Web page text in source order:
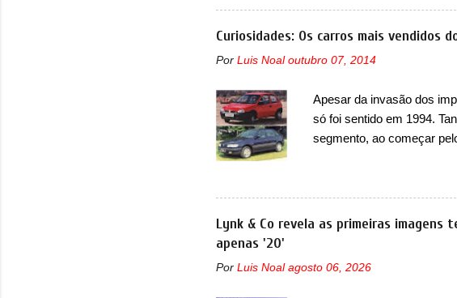
do motor 1.0 12v Turbo
concorrentes, a Fiat
maior com a chegada do
automotivo. Há alguns
topo do mercado
prova viva que time que
Curiosidades: Os carros mais vendidos
Por Luis Noal outubro 07, 2014
Apesar da invasão dos
só foi sentido em 1994.
segmento, ao começar
lançamento da Chevrolet
lançada a nova geração
nova geração feita do
Além do Gol, outro
foi marcava pelos
Lynk & Co revela as primeiras imagens
apenas '20'
Por Luis Noal agosto 06, 2026